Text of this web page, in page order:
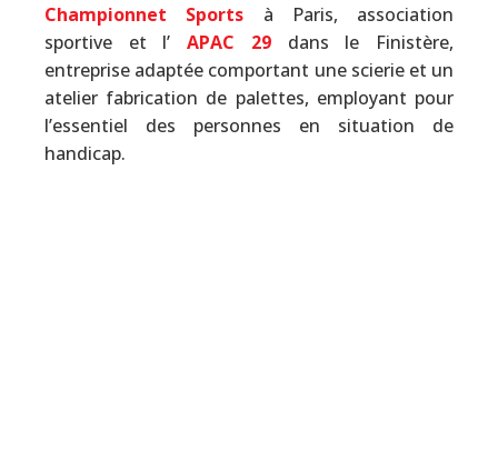
Championnet Sports à Paris, association
sportive et l’APAC 29dans le Finistère,
entreprise adaptée comportant une scierie et un
atelier fabrication de palettes, employant pour
l’essentiel des personnes en situation de
handicap.